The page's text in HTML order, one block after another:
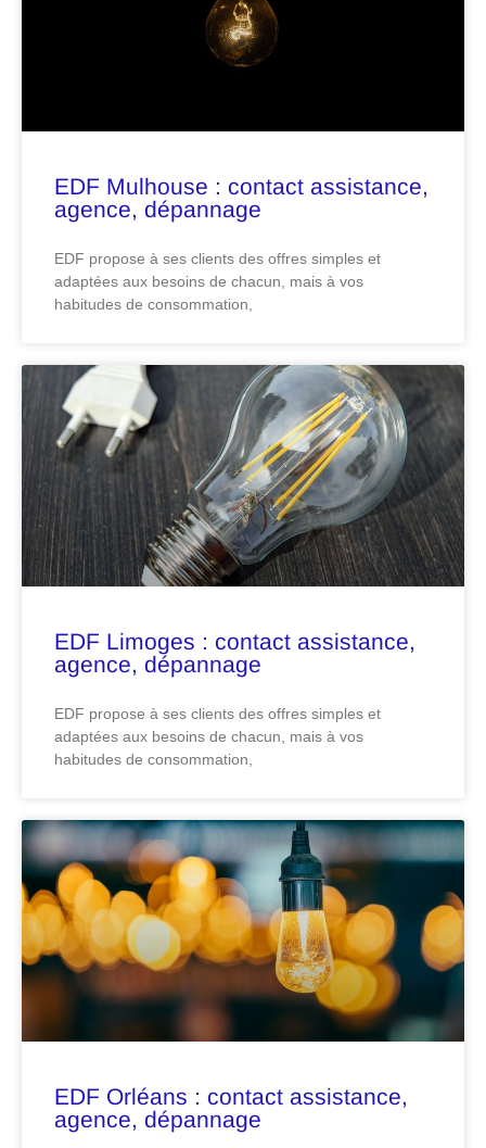
EDF Mulhouse : contact assistance,
agence, dépannage
EDF propose à ses clients des offres simples et
adaptées aux besoins de chacun, mais à vos
habitudes de consommation,
EDF Limoges : contact assistance,
agence, dépannage
EDF propose à ses clients des offres simples et
adaptées aux besoins de chacun, mais à vos
habitudes de consommation,
EDF Orléans : contact assistance,
agence, dépannage